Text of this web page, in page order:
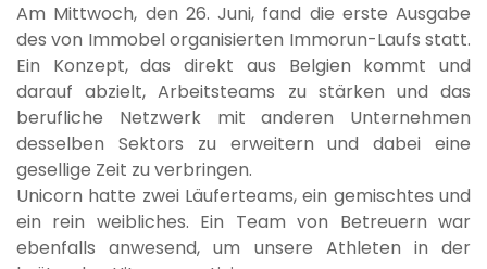
Am Mittwoch, den 26. Juni, fand die erste Ausgabe
des von Immobel organisierten Immorun-Laufs statt.
Ein Konzept, das direkt aus Belgien kommt und
darauf abzielt, Arbeitsteams zu stärken und das
berufliche Netzwerk mit anderen Unternehmen
desselben Sektors zu erweitern und dabei eine
gesellige Zeit zu verbringen.
Unicorn hatte zwei Läuferteams, ein gemischtes und
ein rein weibliches. Ein Team von Betreuern war
ebenfalls anwesend, um unsere Athleten in der